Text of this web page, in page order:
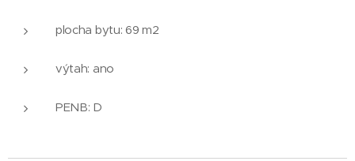
plocha bytu: 69 m2
výtah: ano
PENB: D